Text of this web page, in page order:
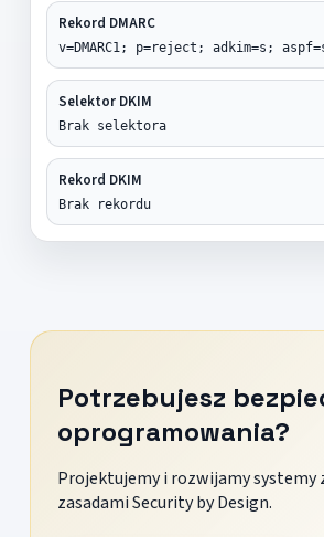
Rekord DMARC
v=DMARC1; p=reject; adkim=s;
Selektor DKIM
Brak selektora
Rekord DKIM
Brak rekordu
Potrzebujesz
oprogramowania?
Projektujemy i rozwijamy systemy
zasadami Security by Design.